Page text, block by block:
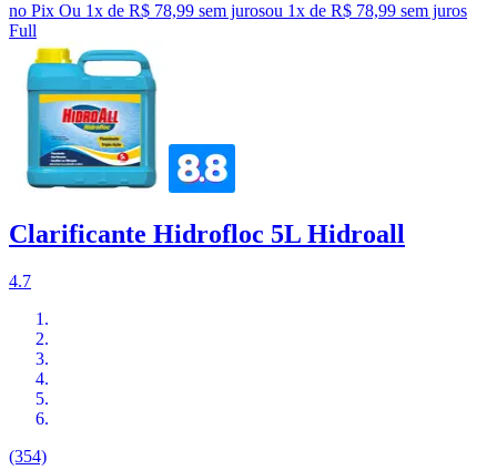
no Pix Ou 1x de R$ 78,99 sem jurosou 1x de R$ 78,99 sem juros
Full
Clarificante Hidrofloc 5L Hidroall
4.7
(354)